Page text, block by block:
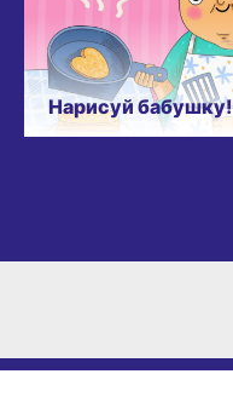
Нарисуй бабушку!